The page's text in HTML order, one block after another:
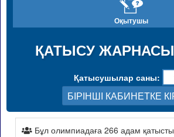
Оқытушы
ҚАТЫСУ
Қатысушылар саны:
БІРІНШІ КАБИНЕТКЕ
Бұл олимпиадаға 266 адам қатысты